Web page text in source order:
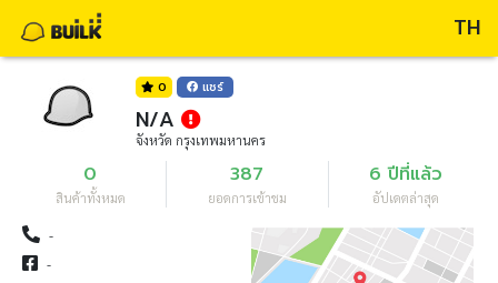
TH
0 แชร์
N/A
จังหวัด กรุงเทพมหานคร
0
สินค้าทั้งหมด
387
ยอดการเข้าชม
6 ปีที่แล้ว
อัปเดตล่าสุด
-
-